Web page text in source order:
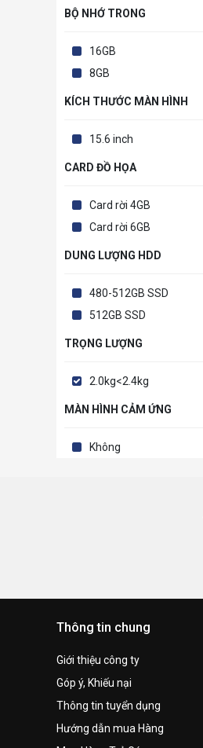
BỘ NHỚ TRONG
16GB
8GB
KÍCH THƯỚC MÀN HÌNH
15.6 inch
CARD ĐỒ HỌA
Card rời 4GB
Card rời 6GB
DUNG LƯỢNG HDD
480-512GB SSD
512GB SSD
TRỌNG LƯỢNG
2.0kg<2.4kg
MÀN HÌNH CẢM ỨNG
Không
Thông tin chung
Giới thiệu công ty
Góp ý, Khiếu nại
Thông tin tuyển dụng
Hướng dẫn mua Hàng